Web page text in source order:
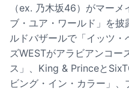
（ex. 乃木坂46）がマー
ブ・ユア・ワールド」を披
ルドバザールで「イッツ
ズWESTがアラビアンコー
ス」、King & Princeと
ビング・イン・カラー」